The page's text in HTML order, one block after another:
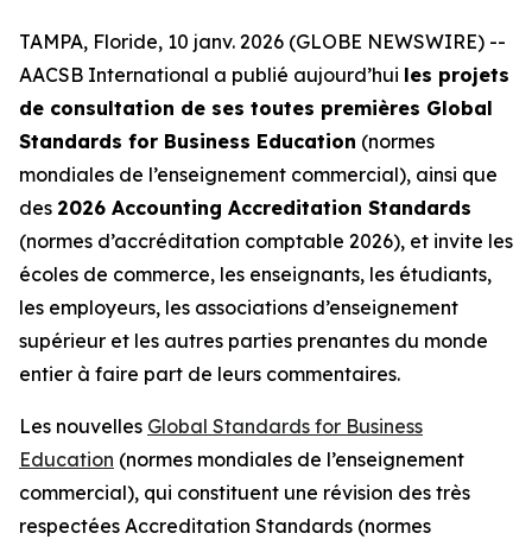
TAMPA, Floride, 10 janv. 2026 (GLOBE NEWSWIRE) --
AACSB International a publié aujourd’hui les projets
de consultation de ses toutes premières Global
Standards for Business Education (normes
mondiales de l’enseignement commercial), ainsi que
des 2026 Accounting Accreditation Standards
(normes d’accréditation comptable 2026), et invite les
écoles de commerce, les enseignants, les étudiants,
les employeurs, les associations d’enseignement
supérieur et les autres parties prenantes du monde
entier à faire part de leurs commentaires.
Les nouvelles Global Standards for Business
Education (normes mondiales de l’enseignement
commercial), qui constituent une révision des très
respectées Accreditation Standards (normes